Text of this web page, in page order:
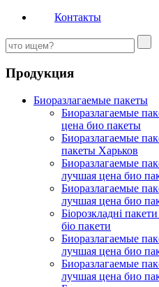
Контакты
Продукция
Биоразлагаемые пакеты
Биоразлагаемые
цена био пакеты
Биоразлагаемые
пакеты Харьков
Биоразлагаемые
лучшая цена био
Биоразлагаемые
лучшая цена био
Біорозкладні
біо пакети
Биоразлагаемые
лучшая цена био
Биоразлагаемые
лучшая цена био